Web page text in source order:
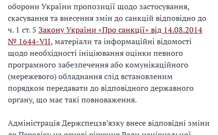
оборони України пропозиції щодо застосування,
скасування та внесення змін до санкцій відповідно до
ч. 1 ст. 5 Закону України «Про санкції» від 14.08.2014
№ 1644-VII, матеріали та інформаційні відомості
щодо необхідності ініціювання оцінки певного
програмного забезпечення або комунікаційного
(мережевого) обладнання слід встановленим
порядком передавати до відповідного державного
органу, що має такі повноваження.
Адміністрація Держспецзв’язку внесе відповідні зміни